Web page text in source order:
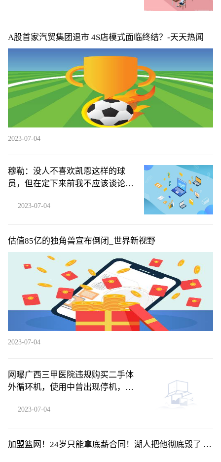
A股首家汽贸集团退市 4S店模式面临终结？-天天热闻
2023-07-04
穆勒：没人不喜欢凯恩这样的球
员，但在定下来前我不应该谈论他
2023-07-04
估值85亿的独角兽宣布倒闭_世界新视野
2023-07-04
网曝广西三甲医院违规购买二手体
外循环机，使用中曾出现停机，知
2023-07-04
加盟篮网！24岁只能拿底薪合同！湖人把他彻底毁了 环